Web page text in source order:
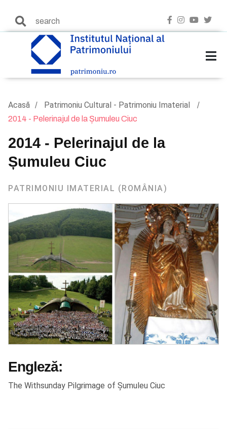
Acasă Patrimoniu Cultural - Patrimoniu Imaterial
2014 - Pelerinajul de la Șumuleu Ciuc
2014 - Pelerinajul de la
Șumuleu Ciuc
PATRIMONIU IMATERIAL (ROMÂNIA)
Engleză:
The Withsunday Pilgrimage of Șumuleu Ciuc